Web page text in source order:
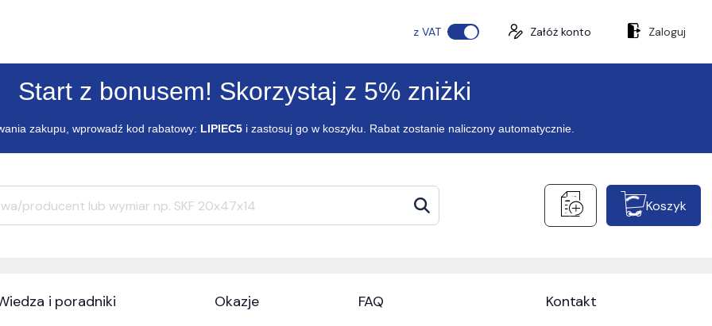
z VAT Załóż konto Zaloguj
Start z bonusem! Skorzystaj z 5% zniżki
zakupu, wprowadź kod rabatowy: LIPIEC5 i zastosuj go w koszyku. Rabat zostanie naliczony automatycznie.
Koszyk
i poradniki Okazje FAQ Kontakt